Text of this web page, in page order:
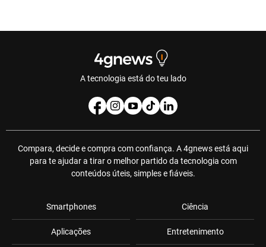
A tecnologia está do teu lado
Compara, decide e compra com confiança. A 4gnews está aqui
para te ajudar a tirar o melhor partido da tecnologia com
conteúdos úteis, simples e fiáveis.
Smartphones
Aplicações
Ciência
Entretenimento